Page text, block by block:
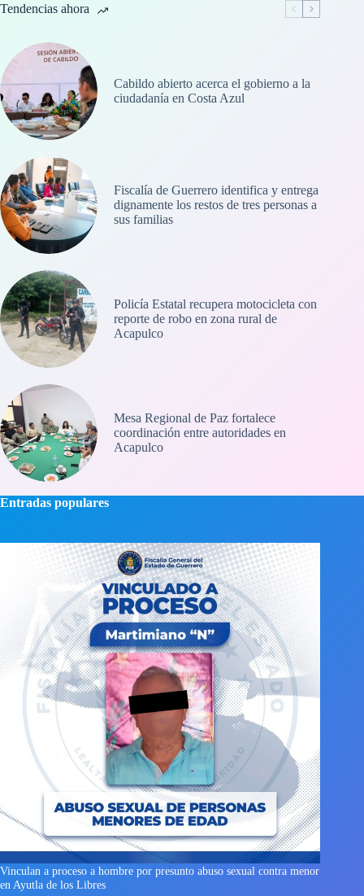
Tendencias ahora
Cabildo abierto acerca el gobierno a la
ciudadanía en Costa Azul
Fiscalía de Guerrero identifica y entrega
dignamente los restos de tres personas a
sus familias
Policía Estatal recupera motocicleta con
reporte de robo en zona rural de
Acapulco
Mesa Regional de Paz fortalece
coordinación entre autoridades en
Acapulco
Entradas populares
Vinculan a proceso a hombre por presunto abuso sexual contra menor
en Ayutla de los Libres